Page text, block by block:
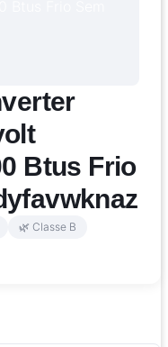
Btus Frio
🌿 Classe B